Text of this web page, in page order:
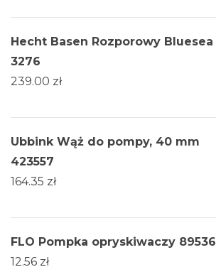
Hecht Basen Rozporowy Bluesea
3276
239.00 zł
Ubbink Wąż do pompy, 40 mm
423557
164.35 zł
FLO Pompka opryskiwaczy 89536
12.56 zł